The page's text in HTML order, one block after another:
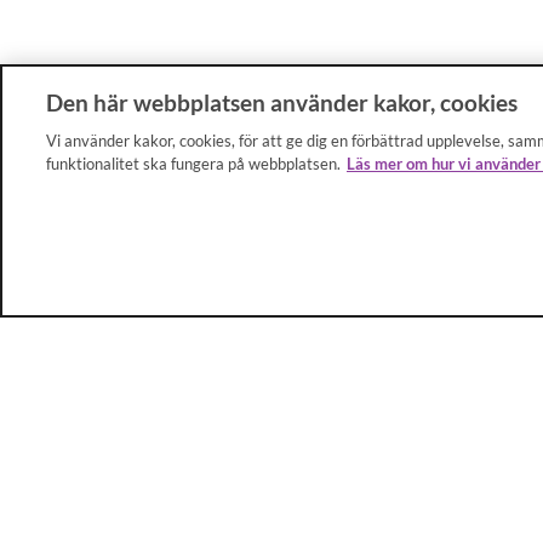
Den här webbplatsen använder kakor, cookies
Vi använder kakor, cookies, för att ge dig en förbättrad upplevelse,
funktionalitet ska fungera på webbplatsen. Läs mer om hur vi